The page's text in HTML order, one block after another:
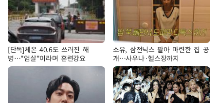
[단독]체온 40.6도 쓰러진 해
병…"엄살"이라며 훈련강요
소유, 삼전닉스 팔아 마련한 집 공
개…사우나·헬스장까지